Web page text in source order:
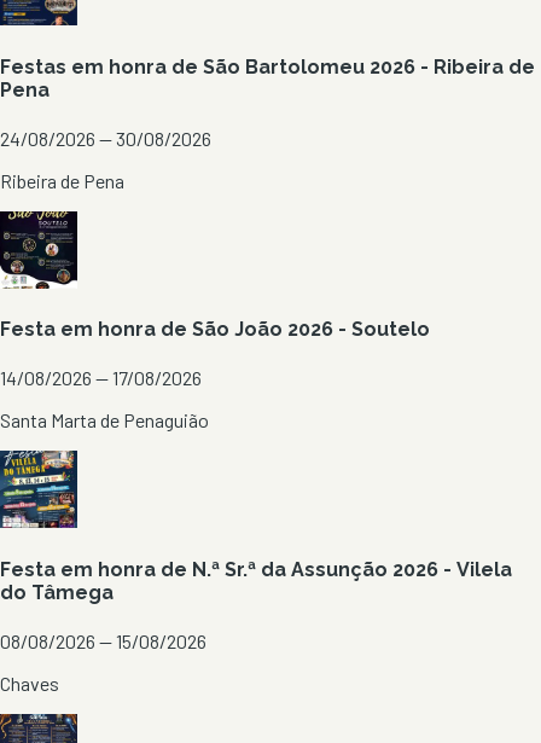
Festas em honra de São Bartolomeu 2026 - Ribeira de
Pena
24/08/2026 — 30/08/2026
Ribeira de Pena
Festa em honra de São João 2026 - Soutelo
14/08/2026 — 17/08/2026
Santa Marta de Penaguião
Festa em honra de N.ª Sr.ª da Assunção 2026 - Vilela
do Tâmega
08/08/2026 — 15/08/2026
Chaves